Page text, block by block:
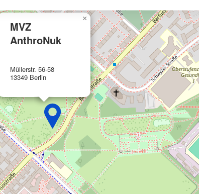
MVZ
AnthroNuk
Müllerstr. 56-58
13349 Berlin
×
Werbung
Inhalte
von Daten aus